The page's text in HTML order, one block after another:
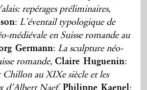
repérages préliminaires,
:L’éventail typologique de
médiévale en Suisse romande au
Germann:La sculpture néo-
romande,Claire Huguenin:
au XIXe siècle et les
d’Albert Naef,Philippe Kaenel: